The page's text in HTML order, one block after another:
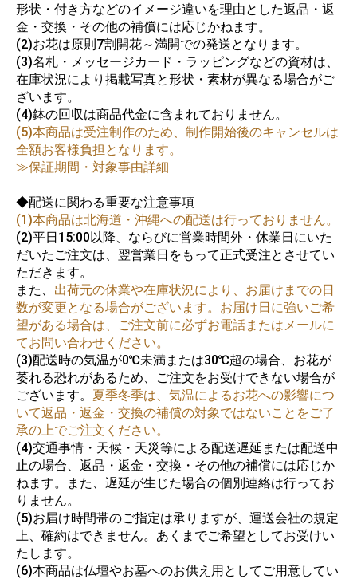
形状・付き方などのイメージ違いを理由とした返品・返
金・交換・その他の補償には応じかねます。
(2)お花は原則7割開花～満開での発送となります。
(3)名札・メッセージカード・ラッピングなどの資材は、
在庫状況により掲載写真と形状・素材が異なる場合がご
ざいます。
(4)鉢の回収は商品代金に含まれておりません。
(5)本商品は受注制作のため、制作開始後のキャンセルは
全額お客様負担となります。
≫保証期間・対象事由詳細
◆配送に関わる重要な注意事項
(1)本商品は北海道・沖縄への配送は行っておりません。
(2)平日15:00以降、ならびに営業時間外・休業日にいた
だいたご注文は、翌営業日をもって正式受注とさせてい
ただきます。
また、 出荷元の休業や在庫状況により、お届けまでの日
数が変更となる場合がございます。お届け日に強いご希
望がある場合は、ご注文前に必ずお電話またはメールに
てお問い合わせください。
(3)配送時の気温が0℃未満または30℃超の場合、お花が
萎れる恐れがあるため、ご注文をお受けできない場合が
ございます。 夏季冬季は、気温によるお花への影響につ
いて返品・返金・交換の補償の対象ではないことをご了
承の上でご注文ください。
(4)交通事情・天候・天災等による配送遅延または配送中
止の場合、返品・返金・交換・その他の補償には応じか
ねます。また、遅延が生じた場合の個別連絡は行ってお
りません。
(5)お届け時間帯のご指定は承りますが、運送会社の規定
上、確約はできません。あくまでご希望としてお受けい
たします。
(6)本商品は仏壇やお墓へのお供え用としてご用意してい